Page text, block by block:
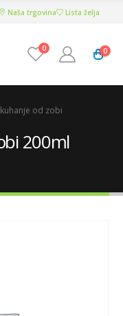
Naša trgovina Lista želja
0 0
od zobi
200ml